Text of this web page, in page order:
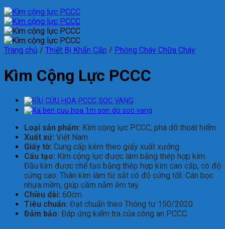
Trang chủ / Thiết Bị Khẩn Cấp / Phòng Cháy Chữa Cháy
Kìm Cộng Lực PCCC
Loại sản phẩm: Kìm cộng lực PCCC, phá dỡ thoát hiểm
Xuất xứ: Việt Nam
Giấy tờ: Cung cấp kèm theo giấy xuất xưởng
Cấu tạo: Kìm cộng lực được làm bằng thép hợp kim.
Đầu kìm được chế tạo bằng thép hợp kim cao cấp, có độ
cứng cao. Thân kìm làm từ sắt có độ cứng tốt. Cán bọc
nhựa mềm, giúp cầm nắm êm tay.
Chiều dài: 60cm
Tiêu chuẩn: Đạt chuẩn theo Thông tư 150/2020
Đảm bảo: Đáp ứng kiểm tra của công an PCCC.